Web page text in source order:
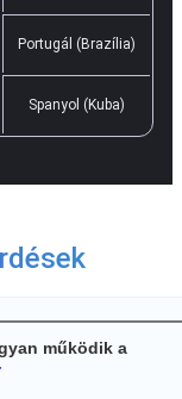
Portugál (Brazília)
Spanyol (Kuba)
működik a